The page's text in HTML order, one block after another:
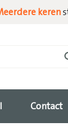
Contact
keren